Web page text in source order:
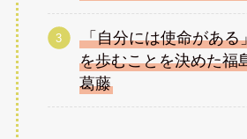
「自分には使命がある
を歩むことを決めた福
葛藤